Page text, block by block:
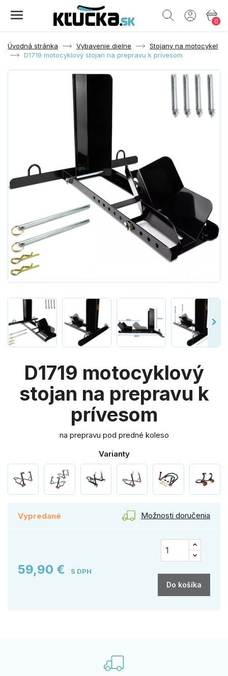
0
Úvodná stránka Vybavenie dielne
Stojany na motocykel
D1719 motocyklový stojan na prepravu k prívesom
D1719 motocyklový
stojan na prepravu k
prívesom
na prepravu pod predné koleso
Varianty
Vypredané Možnosti doručenia
59,90 € S DPH
Do košíka